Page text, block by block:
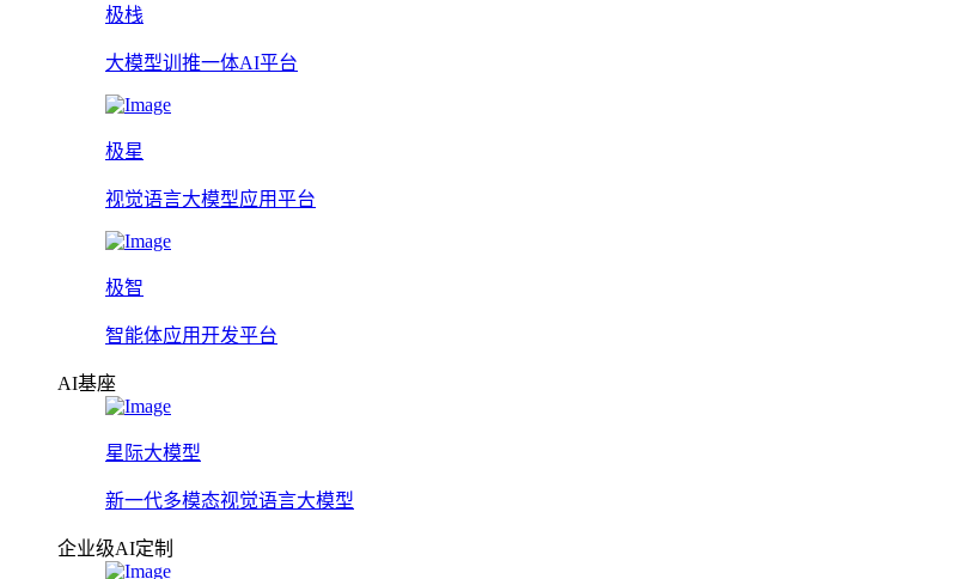
极栈
大模型训推一体AI平台
极星
视觉语言大模型应用平台
极智
智能体应用开发平台
AI基座
星际大模型
新一代多模态视觉语言大模型
企业级AI定制